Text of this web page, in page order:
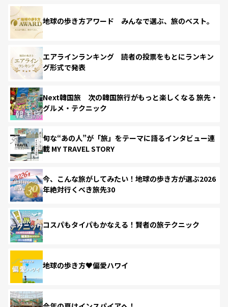
地球の歩き方アワード みんなで選ぶ、旅のベスト。
エアラインランキング 読者の投票をもとにランキン
グ形式で発表
Next韓国旅 次の韓国旅行がもっと楽しくなる 旅先・
グルメ・テクニック
旬な“あの人”が「旅」をテーマに語るインタビュー連
載 MY TRAVEL STORY
今、こんな旅がしてみたい！地球の歩き方が選ぶ2026
年絶対行くべき旅先30
コスパもタイパもかなえる！賢者の旅テクニック
地球の歩き方♥偏愛ハワイ